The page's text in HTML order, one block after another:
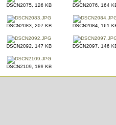
DSCN2075, 126 KB DSCN2076, 164
DSCN2083, 207 KB DSCN2084, 161
DSCN2092, 147 KB DSCN2097, 146
DSCN2109, 189 KB